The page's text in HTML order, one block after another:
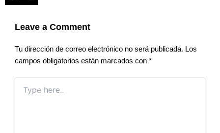
Leave a Comment
Tu dirección de correo electrónico no será publicada. Los
campos obligatorios están marcados con *
here..